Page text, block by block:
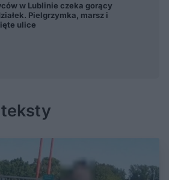
w Lublinie czeka gorący
Pielgrzymka, marsz i
ulice